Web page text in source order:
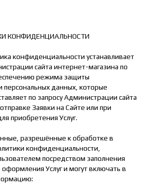
КОНФИДЕНЦИАЛЬНОСТИ
конфиденциальности устанавливает
сайта интернет-магазина по
режима защиты
данных, которые
по запросу Администрации сайта
Заявки на Сайте или при
приобретения Услуг.
разрешённые к обработке в
конфиденциальности,
посредством заполнения
Услуг и могут включать в